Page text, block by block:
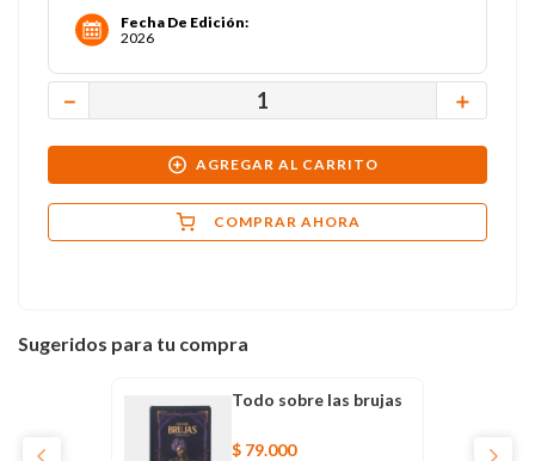
Fecha De Edición:
2026
＋
－
AGREGAR AL CARRITO
COMPRAR AHORA
Sugeridos para tu compra
Todo sobre las brujas
$ 79.000